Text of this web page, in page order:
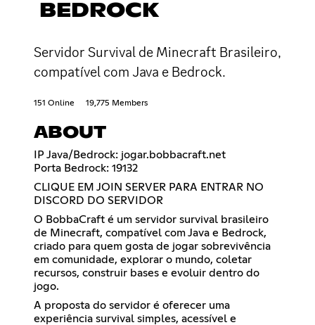
BEDROCK
Servidor Survival de Minecraft Brasileiro,
compatível com Java e Bedrock.
151 Online 19,775 Members
ABOUT
IP Java/Bedrock: jogar.bobbacraft.net
Porta Bedrock: 19132
CLIQUE EM JOIN SERVER PARA ENTRAR NO
DISCORD DO SERVIDOR
O BobbaCraft é um servidor survival brasileiro
de Minecraft, compatível com Java e Bedrock,
criado para quem gosta de jogar sobrevivência
em comunidade, explorar o mundo, coletar
recursos, construir bases e evoluir dentro do
jogo.
A proposta do servidor é oferecer uma
experiência survival simples, acessível e